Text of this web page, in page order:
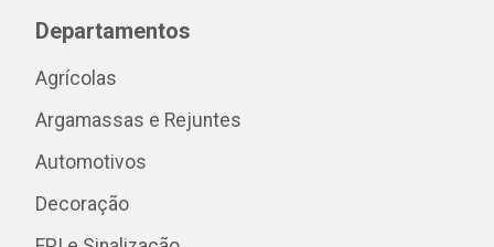
Departamentos
Agrícolas
Argamassas e Rejuntes
Automotivos
Decoração